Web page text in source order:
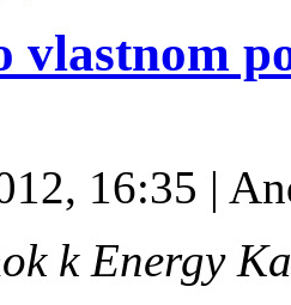
vlastnom
16:35 |
k Energy